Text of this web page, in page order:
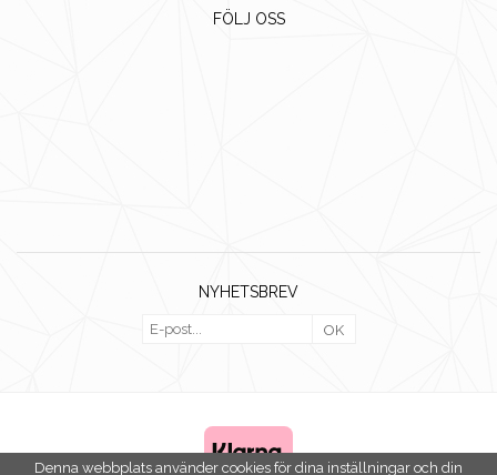
FÖLJ OSS
NYHETSBREV
OK
Denna webbplats använder cookies för dina inställningar och din